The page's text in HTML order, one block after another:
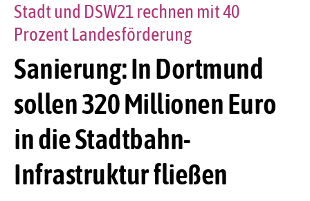
Sanierung: In Dortmund
sollen 320 Millionen Euro
in die Stadtbahn-
Infrastruktur fließen
Stadt und DSW21 rechnen mit 40
Prozent Landesförderung